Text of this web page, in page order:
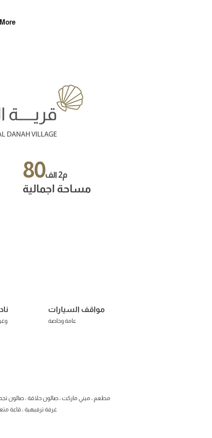
More
80 م2 الف
مساحة اجمالية
مواقف السيارات
عامة وخاصة
مطعم ، ميني ماركت ، صالون حلاقة ، صالون
غرفة ترفيهية ، قاعة